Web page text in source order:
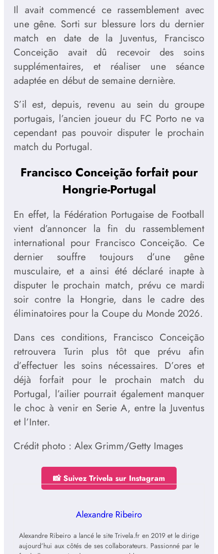
Il avait commencé ce rassemblement avec
une gêne. Sorti sur blessure lors du dernier
match en date de la Juventus, Francisco
Conceição avait dû recevoir des soins
supplémentaires, et réaliser une séance
adaptée en début de semaine dernière.
S’il est, depuis, revenu au sein du groupe
portugais, l’ancien joueur du FC Porto ne va
cependant pas pouvoir disputer le prochain
match du Portugal.
Francisco Conceição forfait pour
Hongrie-Portugal
En effet, la Fédération Portugaise de Football
vient d’annoncer la fin du rassemblement
international pour Francisco Conceição. Ce
dernier souffre toujours d’une gêne
musculaire, et a ainsi été déclaré inapte à
disputer le prochain match, prévu ce mardi
soir contre la Hongrie, dans le cadre des
éliminatoires pour la Coupe du Monde 2026.
Dans ces conditions, Francisco Conceição
retrouvera Turin plus tôt que prévu afin
d’effectuer les soins nécessaires. D’ores et
déjà forfait pour le prochain match du
Portugal, l’ailier pourrait également manquer
le choc à venir en Serie A, entre la Juventus
et l’Inter.
Crédit photo : Alex Grimm/Getty Images
📸 Suivez Trivela sur Instagram
Alexandre Ribeiro
Alexandre Ribeiro a lancé le site Trivela.fr en 2019 et le dirige
aujourd’hui aux côtés de ses collaborateurs. Passionné par le